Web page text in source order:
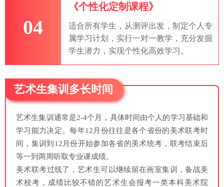
04
《个性化定制课程》
适合所有学生，从测评出发，制定个人专
属学习计划，实行一对一教学，充分发掘
学生潜力，实现个性化高效学习。
艺术生集训多长时间
艺术生集训通常是2-4个月，具体时间由个人的学习基础和
学习能力决定。每年12月份往往是各个省份的美术联考时
间，集训到12月份开始参加各省的美术统考，联考结束后
等一到两周听取专业课成绩。
美术联考过线了，艺术生可以继续留在画室集训，备战美
术校考，成绩比较不错的艺术生会报考一类本科美术院